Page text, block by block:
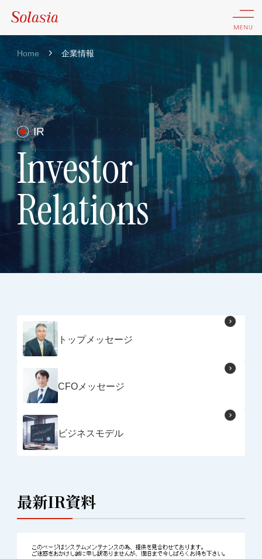
Home 企業情報
IR
Investor
Relations
トップメッセージ
CFOメッセージ
ビジネスモデル
最新IR資料